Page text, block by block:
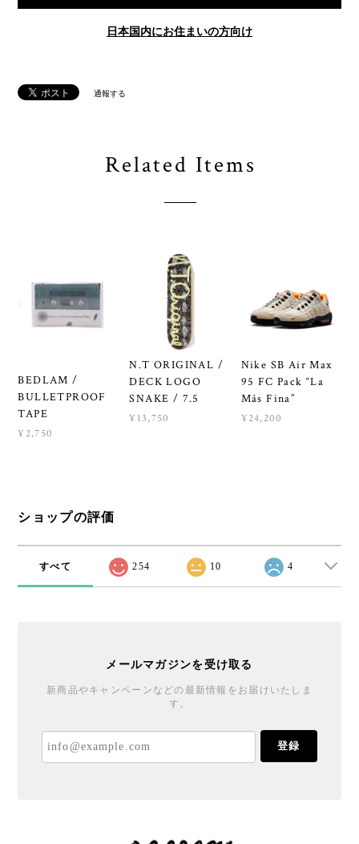
日本国内にお住まいの方向け
通報する
Related Items
BEDLAM /
BULLETPROOF
TAPE
¥2,750
N.T ORIGINAL /
DECK LOGO
SNAKE / 7.5
¥13,750
Nike SB Air Max
95 FC Pack “La
Más Fina”
¥24,200
ショップの評価
すべて 254 10 4
メールマガジンを受け取る
新商品やキャンペーンなどの最新情報をお届けいたしま
す。
登録